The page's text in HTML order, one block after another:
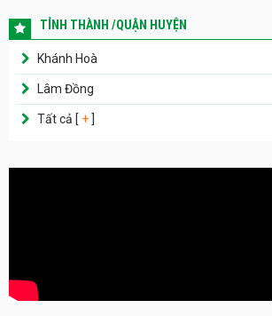
TỈNH THÀNH /QUẬN HUYỆN
Khánh Hoà
Lâm Đồng
Tất cả [ +]